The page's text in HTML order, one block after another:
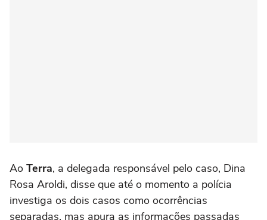
Ao Terra, a delegada responsável pelo caso, Dina
Rosa Aroldi, disse que até o momento a polícia
investiga os dois casos como ocorrências
separadas, mas apura as informações passadas